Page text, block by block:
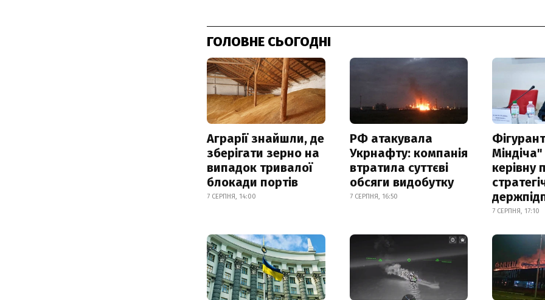
ГОЛОВНЕ СЬОГОДНІ
Аграрії знайшли, де
зберігати зерно на
випадок тривалої
блокади портів
7 СЕРПНЯ, 14:00
РФ атакувала
Укрнафту: компанія
втратила суттєві
обсяги видобутку
7 СЕРПНЯ, 16:50
керівну
7 СЕРПНЯ, 17:10